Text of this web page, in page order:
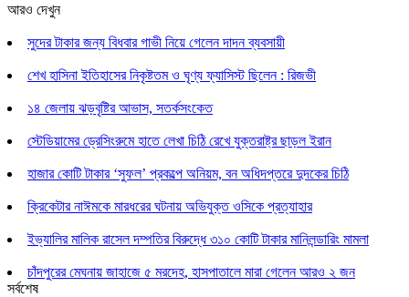
আরও দেখুন
সুদের টাকার জন্য বিধবার গাভী নিয়ে গেলেন দাদন ব্যবসায়ী
শেখ হাসিনা ইতিহাসের নিকৃষ্টতম ও ঘৃণ্য ফ্যাসিস্ট ছিলেন : রিজভী
১৪ জেলায় ঝড়বৃষ্টির আভাস, সতর্কসংকেত
স্টেডিয়ামের ড্রেসিংরুমে হাতে লেখা চিঠি রেখে যুক্তরাষ্ট্র ছাড়ল ইরান
হাজার কোটি টাকার ‘সুফল’ প্রকল্পে অনিয়ম, বন অধিদপ্তরে দুদকের চিঠি
ক্রিকেটার নাঈমকে মারধরের ঘটনায় অভিযুক্ত ওসিকে প্রত্যাহার
ইভ্যালির মালিক রাসেল দম্পতির বিরুদ্ধে ৩১০ কোটি টাকার মানিলন্ডারিং মামলা
চাঁদপুরের মেঘনায় জাহাজে ৫ মরদেহ, হাসপাতালে মারা গেলেন আরও ২ জন
সর্বশেষ